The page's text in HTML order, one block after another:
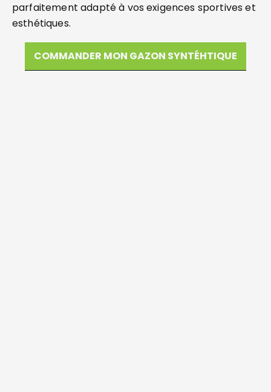
parfaitement adapté à vos exigences sportives et
esthétiques.
COMMANDER MON GAZON SYNTÉHTIQUE